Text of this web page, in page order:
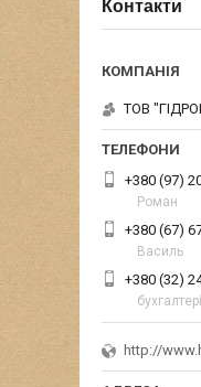
Контакти
ТОВ
+380 (97)
Роман
+380 (67)
Василь
+380 (32)
http://